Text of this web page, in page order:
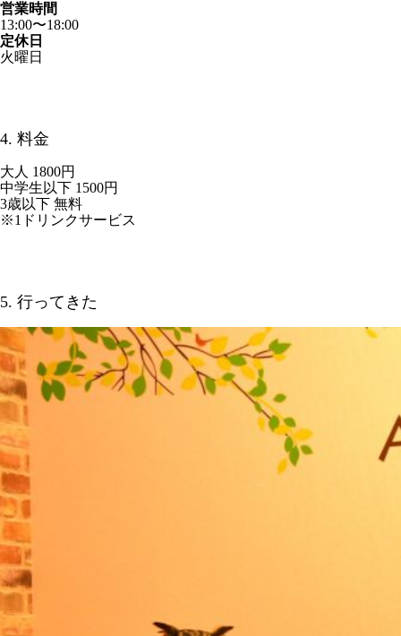
営業時間
13:00〜18:00
​定休日
火曜日
4. 料金
大人 1800円
中学生以下 1500円
3歳以下 無料
※1ドリンクサービス
5. 行ってきた